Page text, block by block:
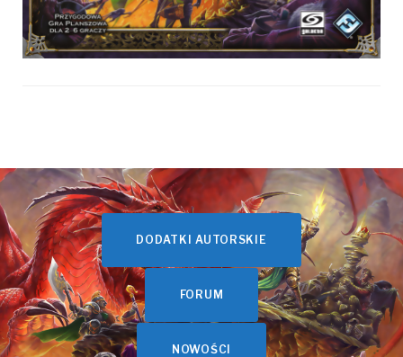
DODATKI AUTORSKIE
FORUM
NOWOŚCI